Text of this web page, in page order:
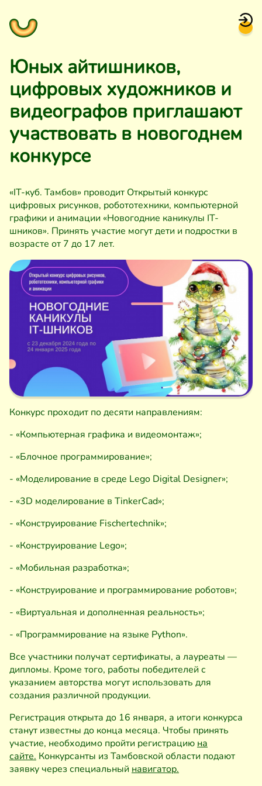
Юных айтишников,
цифровых художников и
видеографов приглашают
участвовать в новогоднем
конкурсе
«IT-куб. Тамбов» проводит Открытый конкурс
цифровых рисунков, робототехники, компьютерной
графики и анимации «Новогодние каникулы IT-
шников». Принять участие могут дети и подростки в
возрасте от 7 до 17 лет.
Конкурс проходит по десяти направлениям:
- «Компьютерная графика и видеомонтаж»;
- «Блочное программирование»;
- «Моделирование в среде Lego Digital Designer»;
- «3D моделирование в TinkerCad»;
- «Конструирование Fischertechnik»;
- «Конструирование Lego»;
- «Мобильная разработка»;
- «Конструирование и программирование роботов»;
- «Виртуальная и дополненная реальность»;
- «Программирование на языке Python».
Все участники получат сертификаты, а лауреаты —
дипломы. Кроме того, работы победителей с
указанием авторства могут использовать для
создания различной продукции.
Регистрация открыта до 16 января, а итоги конкурса
станут известны до конца месяца. Чтобы принять
участие, необходимо пройти регистрацию на
сайте. Конкурсанты из Тамбовской области подают
заявку через специальный навигатор.